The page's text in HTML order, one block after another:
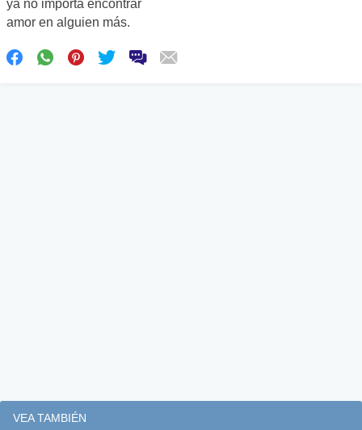
ya no importa encontrar
amor en alguien más.
VEA TAMBIÉN